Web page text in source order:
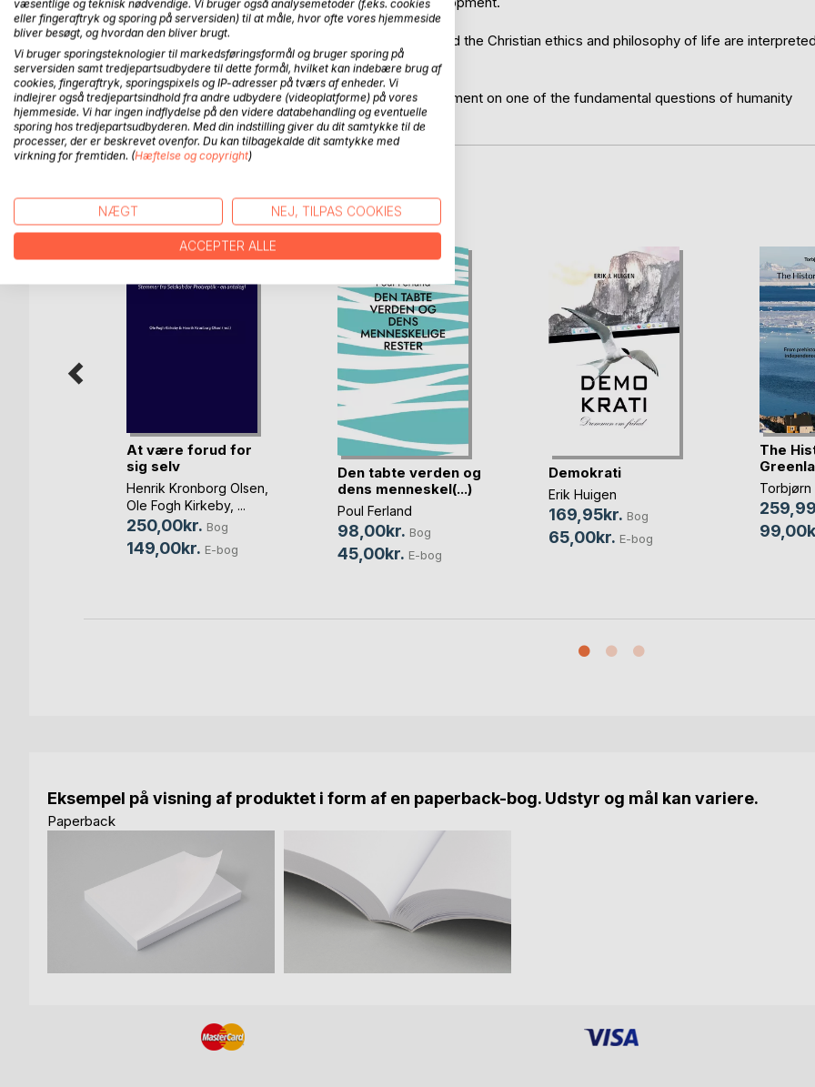
Finally the teachings of Jesus on evil are made topical, and the Christian ethics and philosophy of life are
as the true human response to suffering.
In sum, we find here an astonishing and truly original document on one of the fundamental questions of humanity
and a profound explanation of the human predicament.
FLERE TITLER HOSBoD
At være forud for
sig selv
Henrik Kronborg Olsen
Ole Fogh Kirkeby, ...
250,00kr. Bog
149,00kr. E-bog
Den tabte verden og
dens menneskel(...)
Poul Ferland
98,00kr. Bog
45,00kr. E-bog
Demokrati
Erik Huigen
169,95kr. Bog
65,00kr. E-bog
The
Torbjørn
Eksempel på visning af produktet i form af en paperback-bog. Udstyr og mål kan variere.
Paperback
væsentlige og teknisk nødvendige. Vi bruger også analysemetoder (f.eks. cookies
eller fingeraftryk og sporing på serversiden) til at måle, hvor ofte vores hjemmeside
bliver besøgt, og hvordan den bliver brugt.
Vi bruger sporingsteknologier til markedsføringsformål og bruger sporing på
serversiden samt tredjepartsudbydere til dette formål, hvilket kan indebære brug af
cookies, fingeraftryk, sporingspixels og IP-adresser på tværs af enheder. Vi
indlejrer også tredjepartsindhold fra andre udbydere (videoplatforme) på vores
hjemmeside. Vi har ingen indflydelse på den videre databehandling og eventuelle
sporing hos tredjepartsudbyderen. Med din indstilling giver du dit samtykke til de
processer, der er beskrevet ovenfor. Du kan tilbagekalde dit samtykke med
virkning for fremtiden. (Hæftelse og copyright)
NÆGT NEJ, TILPAS COOKIES
ACCEPTER ALLE